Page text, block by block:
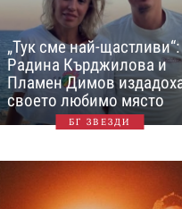
„Тук сме най-щастливи“:
Радина Кърджилова и
Пламен Димов
своето любимо място
БГ ЗВЕЗДИ